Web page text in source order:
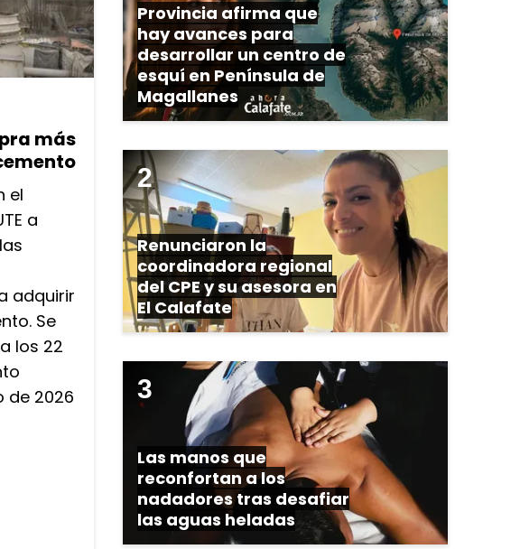
más
el
a
adquirir
Se
los 22
de 2026
Provincia afirma que
hay avances para
desarrollar un centro de
esquí en Península de
Magallanes
Renunciaron la
coordinadora regional
del CPE y su asesora en
El Calafate
Las manos que
reconfortan a los
nadadores tras desafiar
las aguas heladas